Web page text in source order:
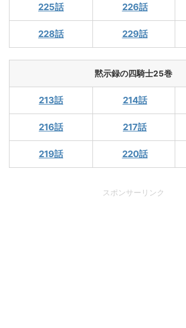
225話 226話
228話 229話
黙示録の四騎士25巻
213話 214話
216話 217話
219話 220話
スポンサーリンク